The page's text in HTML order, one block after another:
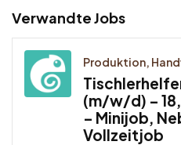
Verwandte Jobs
Produktion,
(m/w/d) –
– Minijob,
Vollzeitjob